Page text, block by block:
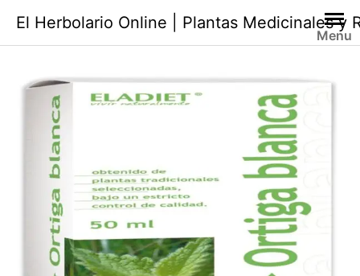
contenido
El Herbolario Online | Plantas Medicinales y
Menu